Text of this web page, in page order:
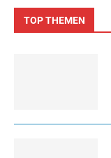
TOP THEMEN